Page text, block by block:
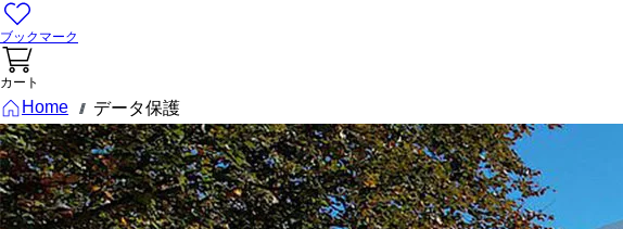
ブックマーク
カート
Home /// データ保護